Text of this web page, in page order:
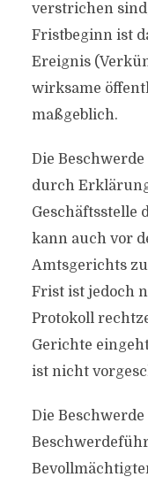
verstrichen sind,
Fristbeginn ist
Ereignis
wirksame
maßgeblich.
Die
durch
Geschäftsstelle
kann auch vor
Amtsgerichts
Frist ist jedoch
Protokoll
Gerichte
ist nicht
Die